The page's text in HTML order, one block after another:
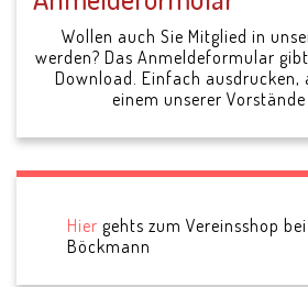
Wollen auch Sie Mitglied in
werden? Das Anmeldeformular
Download. Einfach ausdrucken,
einem unserer Vorstände
Hier gehts zum Vereinsshop
Böckmann